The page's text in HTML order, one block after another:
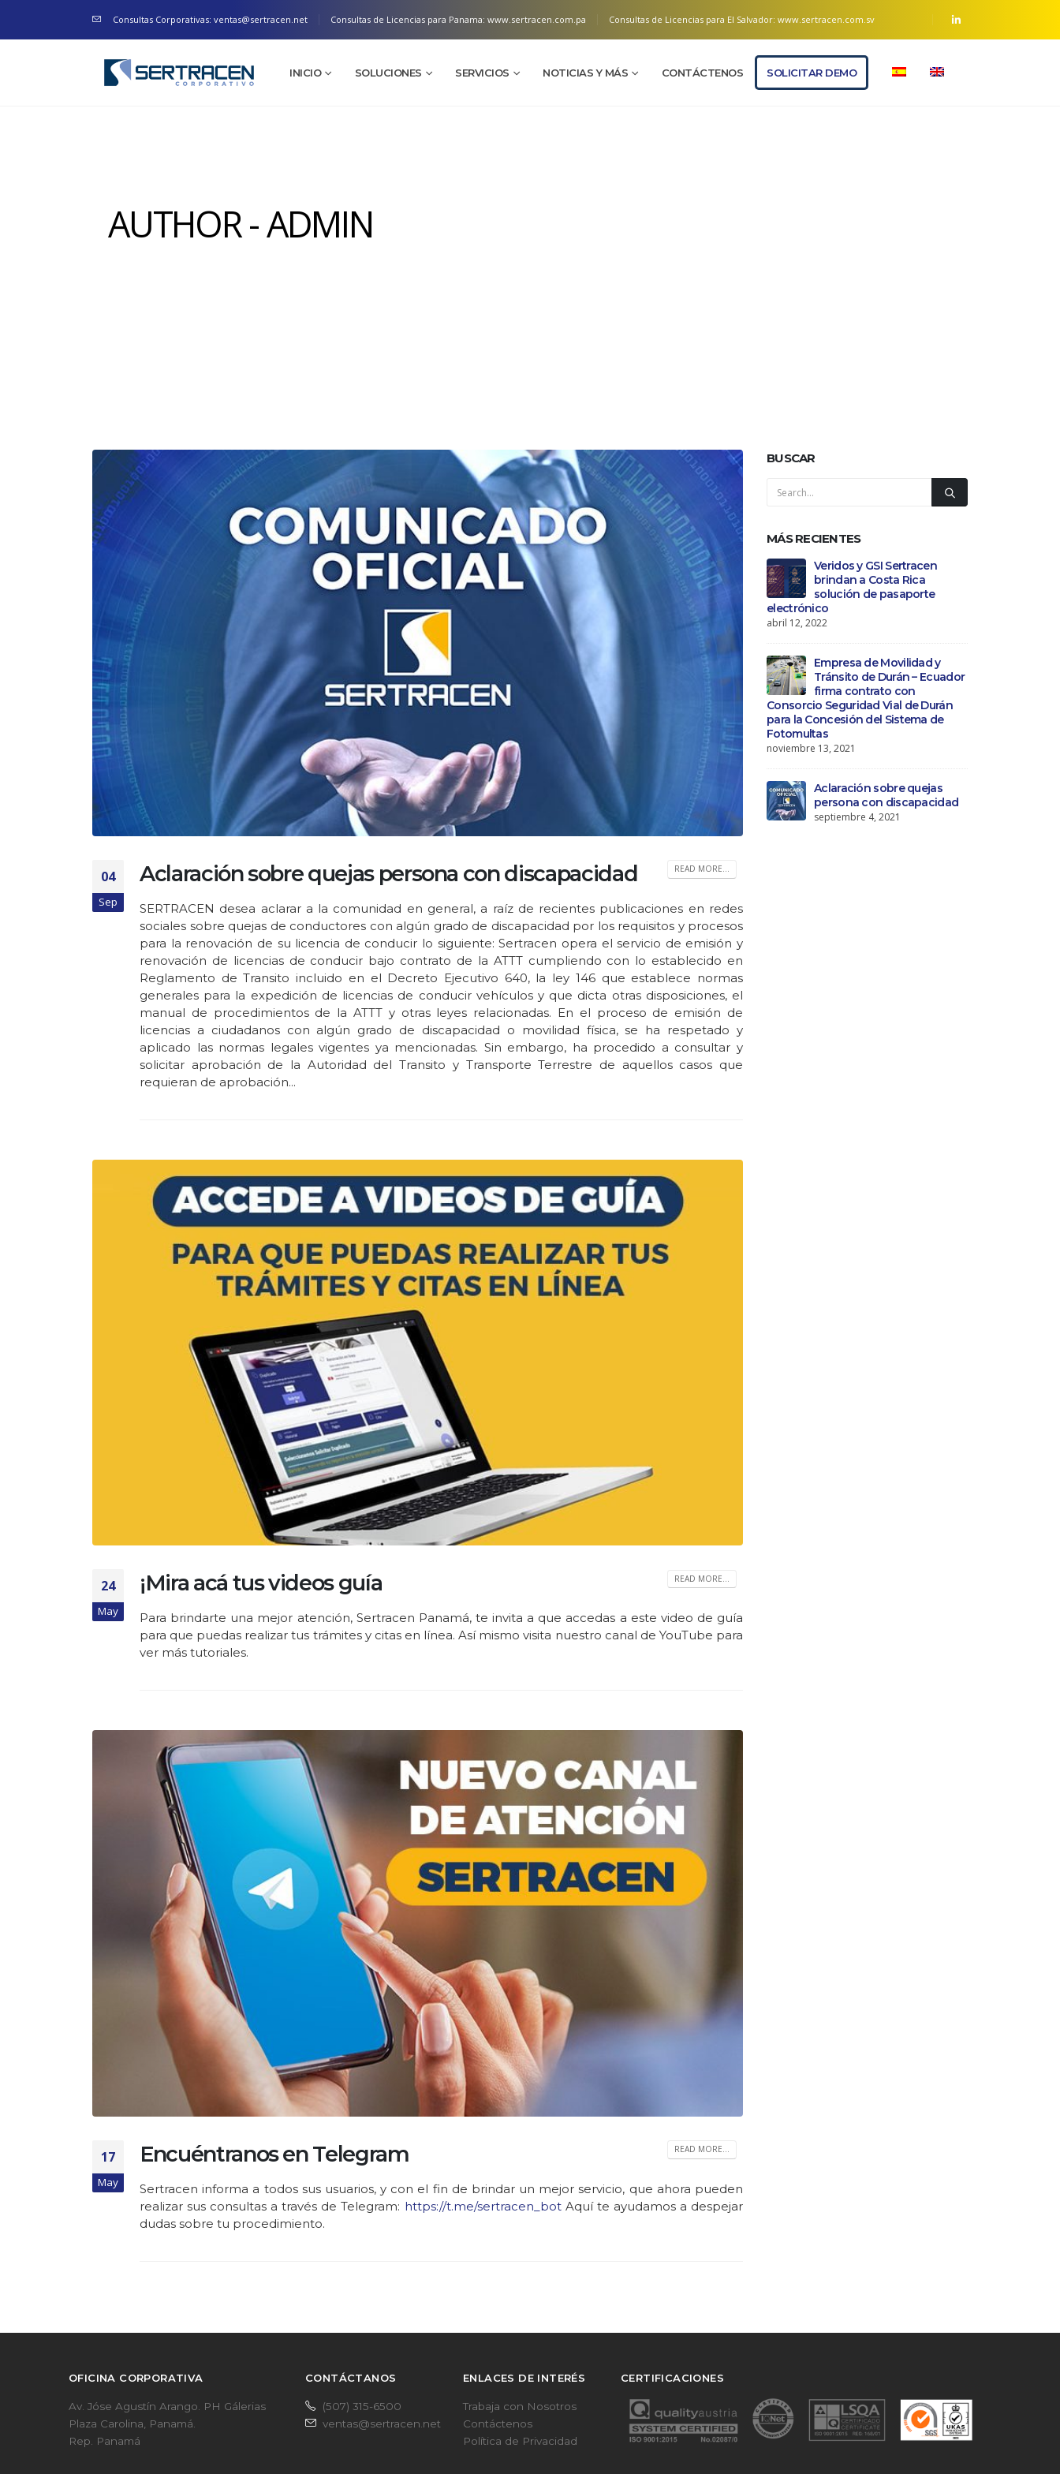
Consultas Corporativas: ventas@sertracen.net Consultas de Licencias para Panama: www.sertracen.com.pa Consultas de Licencias para El Salvador: www.sertracen.com.sv
INICIO SOLUCIONES SERVICIOS NOTICIAS Y MÁS CONTÁCTENOS SOLICITAR DEMO
AUTHOR - ADMIN
04
Sep
READ MORE...
Aclaración sobre quejas persona con discapacidad
SERTRACEN desea aclarar a la comunidad en general, a raíz de recientes publicaciones en redes
sociales sobre quejas de conductores con algún grado de discapacidad por los requisitos y procesos
para la renovación de su licencia de conducir lo siguiente: Sertracen opera el servicio de emisión y
renovación de licencias de conducir bajo contrato de la ATTT cumpliendo con lo establecido en
Reglamento de Transito incluido en el Decreto Ejecutivo 640, la ley 146 que establece normas
generales para la expedición de licencias de conducir vehículos y que dicta otras disposiciones, el
manual de procedimientos de la ATTT y otras leyes relacionadas. En el proceso de emisión de
licencias a ciudadanos con algún grado de discapacidad o movilidad física, se ha respetado y
aplicado las normas legales vigentes ya mencionadas. Sin embargo, ha procedido a consultar y
solicitar aprobación de la Autoridad del Transito y Transporte Terrestre de aquellos casos que
requieran de aprobación...
24
May
READ MORE...
¡Mira acá tus videos guía
Para brindarte una mejor atención, Sertracen Panamá, te invita a que accedas a este video de guía
para que puedas realizar tus trámites y citas en línea. Así mismo visita nuestro canal de YouTube para
ver más tutoriales.
17
May
READ MORE...
Encuéntranos en Telegram
Sertracen informa a todos sus usuarios, y con el fin de brindar un mejor servicio, que ahora pueden
realizar sus consultas a través de Telegram: https://t.me/sertracen_botAquí te ayudamos a despejar
dudas sobre tu procedimiento.
BUSCAR
MÁS RECIENTES
Veridos y GSI Sertracen
brindan a Costa Rica
solución de pasaporte
electrónico
abril 12, 2022
Empresa de Movilidad y
Tránsito de Durán – Ecuador
firma contrato con
Consorcio Seguridad Vial de Durán
para la Concesión del Sistema de
Fotomultas
noviembre 13, 2021
Aclaración sobre quejas
persona con discapacidad
septiembre 4, 2021
OFICINA CORPORATIVA
Av. Jóse Agustín Arango. PH Gálerias
Plaza Carolina, Panamá.
Rep. Panamá
CONTÁCTANOS
(507) 315-6500
ventas@sertracen.net
ENLACES DE INTERÉS
Trabaja con Nosotros
Contáctenos
Política de Privacidad
CERTIFICACIONES